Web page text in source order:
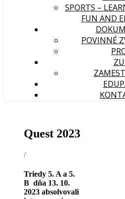
SPORTS –
FUN AND
POVINNÉ
Quest 2023
/
Triedy 5. A a 5.
B dňa 13. 10.
2023 absolvovali